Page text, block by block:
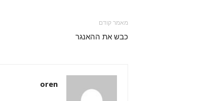
מאמר קודם
כבש את ההאנגר
oren